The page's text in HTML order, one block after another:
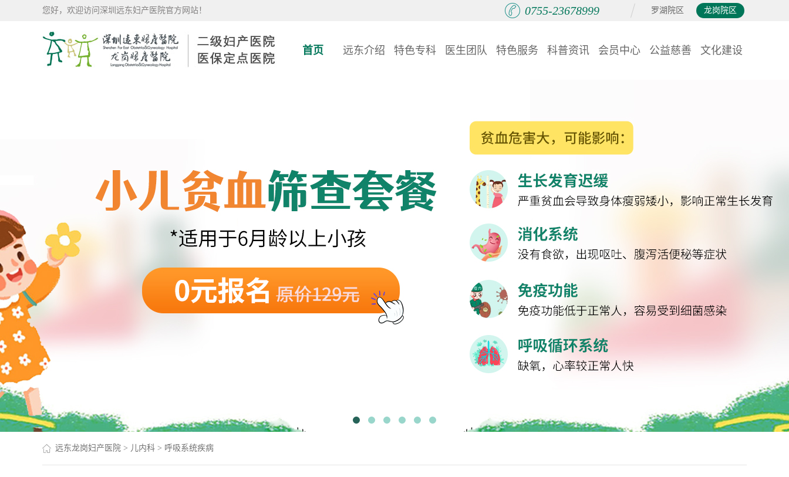
您好，欢迎访问深圳远东妇产医院官方网站！ 罗湖院区 龙岗院区
0755-23678999
首页 远东介绍 特色专科 医生团队 特色服务 科普资讯 会员中心 公益慈善 文化建设
远东龙岗妇产医院 > 儿内科 > 呼吸系统疾病